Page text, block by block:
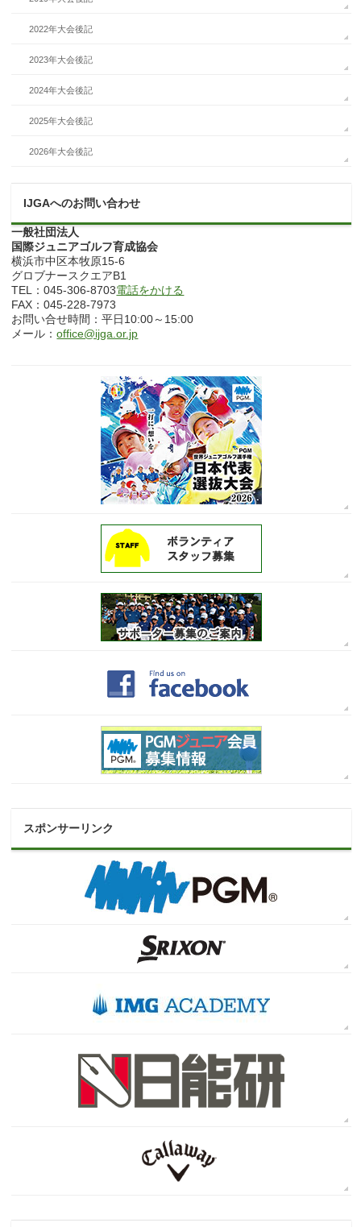
2022年大会後記
2023年大会後記
2024年大会後記
2025年大会後記
2026年大会後記
IJGAへのお問い合わせ
一般社団法人
国際ジュニアゴルフ育成協会
横浜市中区本牧原15-6
グロブナースクエアB1
TEL：045-306-8703電話をかける
FAX：045-228-7973
お問い合せ時間：平日10:00～15:00
メール：office@ijga.or.jp
スポンサーリンク